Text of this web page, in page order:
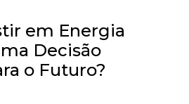
em Energia
Decisão
o Futuro?